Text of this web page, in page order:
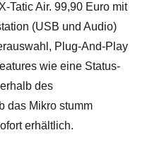
Tatic Air. 99,90 Euro mit
(USB und Audio)
Plug-And-Play
wie eine Status-
des
das Mikro stumm
erhältlich.